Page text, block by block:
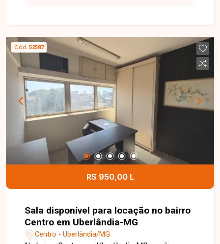
tornando-se uma excelente opção para novos
empreendimentos residenciais ou comerciais.
Esta é uma excelente oportunidade para
investidores e construtores que buscam um
terreno amplo e bem localizado no bairro Santa
Mônica. Agende uma visita e conheça todos os
detalhes deste imóvel.
Cód. 52587
R$ 950,00 L
Sala disponível para locação no bairro
Centro em Uberlândia-MG
Centro - Uberlândia/MG